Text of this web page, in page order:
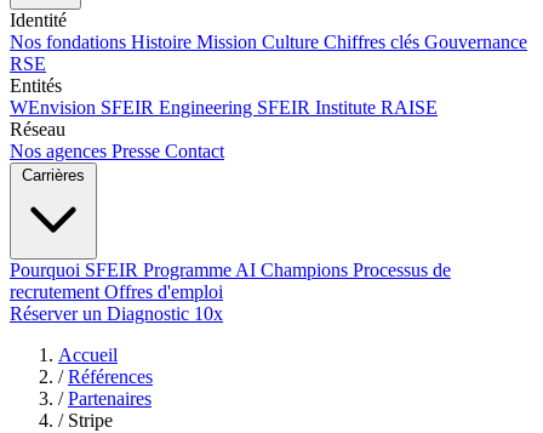
Identité
Nos fondations Histoire Mission Culture Chiffres clés Gouvernance
RSE
Entités
WEnvision SFEIR Engineering SFEIR Institute RAISE
Réseau
Nos agences Presse Contact
Carrières
Pourquoi SFEIR Programme AI Champions Processus de
recrutement Offres d'emploi
Réserver un Diagnostic 10x
Accueil
/ Références
/ Partenaires
/ Stripe